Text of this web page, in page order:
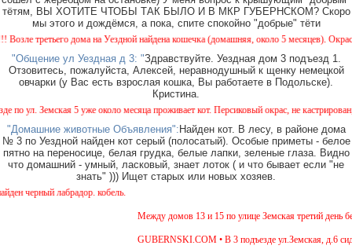
тётям, ВЫ ХОТИТЕ ЧТОБЫ ТАК БЫЛО И В МКР ГУБЕРНСКОМ? Скоро
мы этого и дождёмся, а пока, спите спокойно "добрые" тёти
третьего дома на Уездной найдена кошечка (домашняя, около 5 месяцев). Окрас -
"Общение ул Уездная д 3: "Здравствуйте. Уездная дом 3 подъезд 1.
Отзовитесь, пожалуйста, Алексей, неравнодушный к щенку немецкой
овчарки (у Вас есть взрослая кошка, Вы работаете в Подольске).
Кристина.
Земская 5 уже около месяца проживает кот. Персиковый окрас, не кастрирован,
"Домашние животные Объявления": Найден кот. В лесу, в районе дома
№ 3 по Уездной найден кот серый (полосатый). Особые приметы - белое
пятно на переносице, белая грудка, белые лапки, зеленые глаза. Видно
что домашний - умный, ласковый, знает лоток ( и что бывает если "не
знать" ))) Ищет старых или новых хозяев.
лабрадор. кобель.
Между домов 13 и 15 по улице Земская третий день
GUBERNSKI.COM • В 3 подъезде ул.Земская, д.6